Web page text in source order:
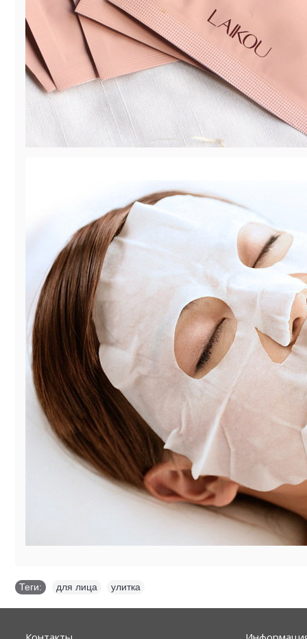
Теги: для лица улитка